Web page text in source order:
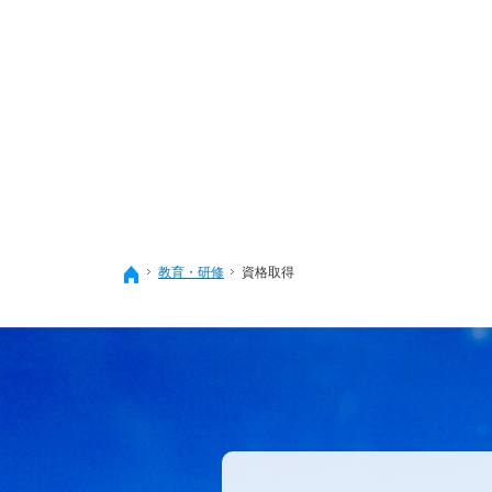
ホーム
教育・研修 資格取得